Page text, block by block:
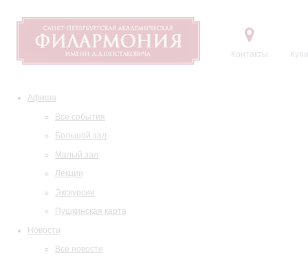
Контакты
Афиша
Все события
Большой зал
Малый зал
Лекции
Экскурсии
Пушкинская карта
Новости
Все новости